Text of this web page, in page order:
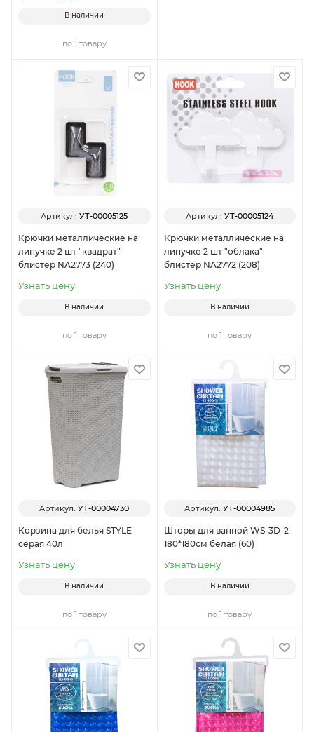
В наличии
по 1 товару
Артикул:УТ-00005125
Крючки металлические на
липучке 2 шт "квадрат"
блистер NA2773 (240)
Узнать цену
В наличии
по 1 товару
Артикул:УТ-00005124
Крючки металлические на
липучке 2 шт "облака"
блистер NA2772 (208)
Узнать цену
В наличии
по 1 товару
Артикул:УТ-00004730
Корзина для белья STYLE
серая 40л
Узнать цену
В наличии
по 1 товару
Артикул:УТ-00004985
Шторы для ванной WS-3D-2
180*180см белая (60)
Узнать цену
В наличии
по 1 товару